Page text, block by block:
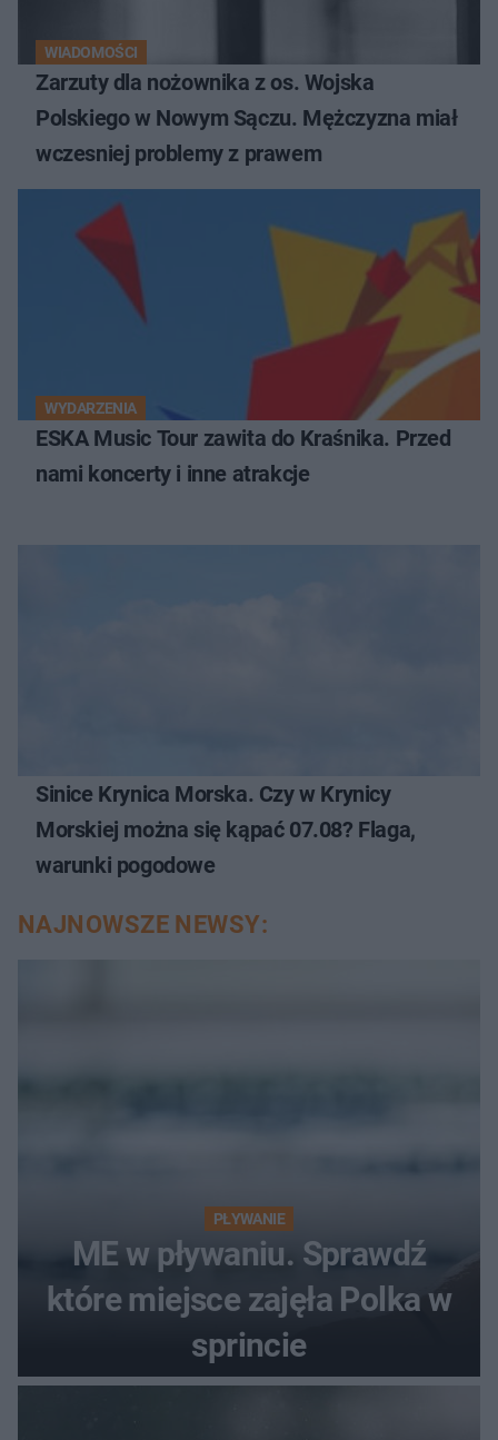
WIADOMOŚCI
Zarzuty dla nożownika z os. Wojska
Polskiego w Nowym Sączu. Mężczyzna miał
wczesniej problemy z prawem
WYDARZENIA
ESKA Music Tour zawita do Kraśnika. Przed
nami koncerty i inne atrakcje
Sinice Krynica Morska. Czy w Krynicy
Morskiej można się kąpać 07.08? Flaga,
warunki pogodowe
NAJNOWSZE NEWSY:
PŁYWANIE
ME w pływaniu. Sprawdź
które miejsce zajęła Polka w
sprincie